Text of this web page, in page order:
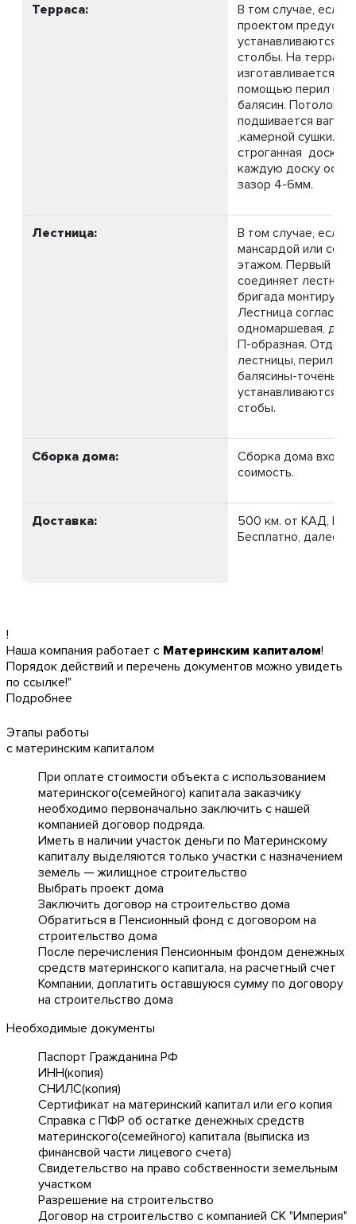
Терраса:
В том случае, если
проектом
устанавливаются
столбы. На террасе
изготавливается
помощью перил и
балясин. Потолок
подшивается
,камерной сушки.
строганная доска,
каждую доску
зазор 4-6мм.
Лестница:
В том случае, если
мансардой или со
этажом. Первый
соединяет
бригада монтирует
Лестница согласно
одномаршевая,
П-образная.
лестницы, перила-
балясины-точёные,
устанавливаются
стобы.
Сборка дома:
Сборка дома
соимость.
Доставка:
500 км. от КАД,
Бесплатно, далее
!
Наша компания работает с Материнским капиталом!
Порядок действий и перечень документов можно увидеть
по ссылке!"
Подробнее
Этапы работы
с материнским капиталом
При оплате стоимости объекта с использованием
материнского(семейного) капитала заказчику
необходимо первоначально заключить с нашей
компанией договор подряда.
Иметь в наличии участок деньги по Материнскому
капиталу выделяются только участки с назначением
земель — жилищное строительство
Выбрать проект дома
Заключить договор на строительство дома
Обратиться в Пенсионный фонд с договором на
строительство дома
После перечисления Пенсионным фондом денежных
средств материнского капитала, на расчетный счет
Компании, доплатить оставшуюся сумму по договору
на строительство дома
Необходимые документы
Паспорт Гражданина РФ
ИНН(копия)
СНИЛС(копия)
Сертификат на материнский капитал или его копия
Справка с ПФР об остатке денежных средств
материнского(семейного) капитала (выписка из
финансвой части лицевого счета)
Свидетельство на право собственности земельным
участком
Разрешение на строительство
Договор на строительство с компанией СК "Империя"